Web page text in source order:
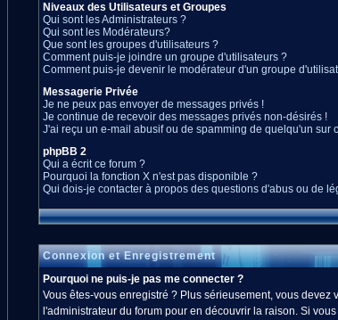
Niveaux des Utilisateurs et Groupes
Qui sont les Administrateurs ?
Qui sont les Modérateurs?
Que sont les groupes d'utilisateurs ?
Comment puis-je joindre un groupe d'utilisateurs ?
Comment puis-je devenir le modérateur d'un groupe
Messagerie Privée
Je ne peux pas envoyer de messages privés !
Je continue de recevoir des messages privés non-désirés !
J'ai reçu un e-mail abusif ou de spamming de quelqu'un sur
phpBB 2
Qui a écrit ce forum ?
Pourquoi la fonction X n'est pas disponible ?
Qui dois-je contacter à propos des questions d'abus ou de
Connexion et Enregistrement
Pourquoi ne puis-je pas me connecter ?
Vous êtes-vous enregistré ? Plus sérieusement, vous
l'administrateur du forum pour en découvrir la raison. Si